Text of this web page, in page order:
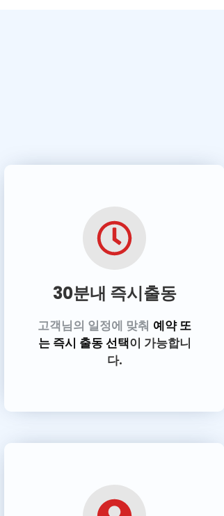
30분내 즉시출동
고객님의 일정에 맞춰 예약 또
는 즉시 출동 선택이 가능합니
다.